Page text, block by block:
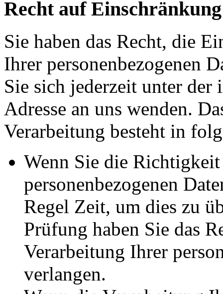
Recht auf
Sie haben das Recht, die
Ihrer personenbezogenen
Sie sich jederzeit unter der
Adresse an uns wenden.
Verarbeitung besteht in
Wenn Sie die
personenbezogenen
Regel Zeit, um dies zu
Prüfung haben Sie das
Verarbeitung Ihrer
verlangen.